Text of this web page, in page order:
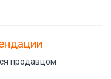
продавцом